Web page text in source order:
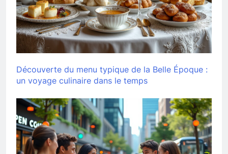
Découverte du menu typique de la Belle Époque :
un voyage culinaire dans le temps